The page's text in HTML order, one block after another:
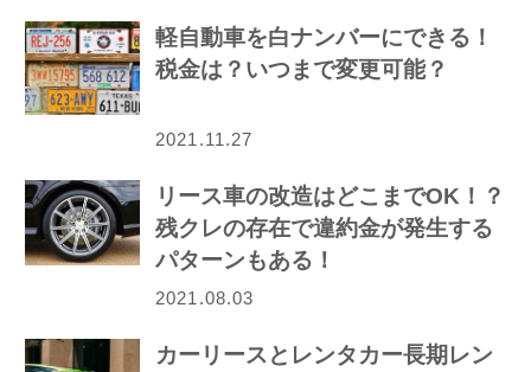
軽自動車を白ナンバーにできる！
税金は？いつまで変更可能？
2021.11.27
リース車の改造はどこまでOK！？
残クレの存在で違約金が発生する
パターンもある！
2021.08.03
カーリースとレンタカー長期レン